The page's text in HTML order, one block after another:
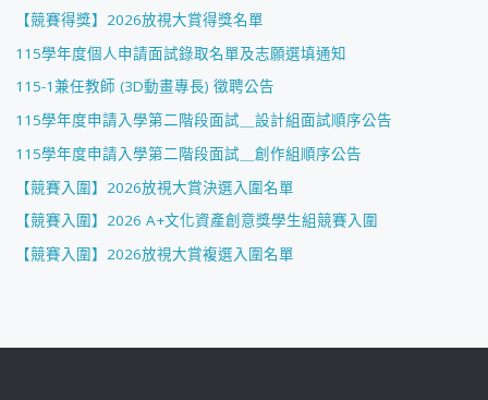
【競賽得獎】2026放視大賞得獎名單
115學年度個人申請面試錄取名單及志願選填通知
115-1兼任教師 (3D動畫專長) 徵聘公告
115學年度申請入學第二階段面試＿設計組面試順序公告
115學年度申請入學第二階段面試＿創作組順序公告
【競賽入圍】2026放視大賞決選入圍名單
【競賽入圍】2026 A+文化資產創意獎學生組競賽入圍
【競賽入圍】2026放視大賞複選入圍名單